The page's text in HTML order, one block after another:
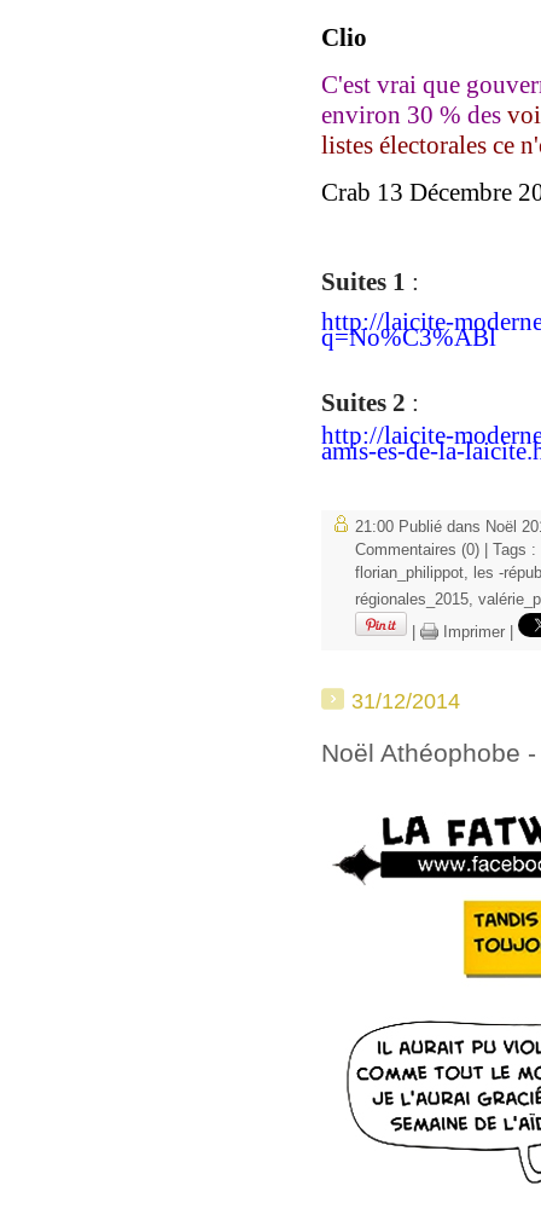
Clio
C'est vrai que
environ 30 % des
listes électorales ce
Crab 13 Décembre
Suites 1 :
http://laicite-
q=No%C3%ABl
Suites 2 :
http://laicite-
amis-es-de-la-
21:00 Publié dans Noël
Commentaires (0) | Tags :
florian_philippot
les -
régionales_2015
Imprimer
31/12/2014
Noël Athéophobe